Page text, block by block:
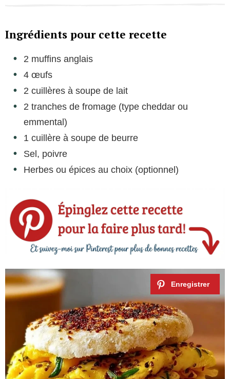
Ingrédients pour cette recette
2 muffins anglais
4 œufs
2 cuillères à soupe de lait
2 tranches de fromage (type cheddar ou
emmental)
1 cuillère à soupe de beurre
Sel, poivre
Herbes ou épices au choix (optionnel)